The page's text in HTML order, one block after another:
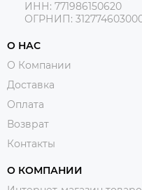
ИНН: 771986150620
ОГРНИП:
О НАС
О Компании
Доставка
Оплата
Возврат
Контакты
О КОМПАНИИ